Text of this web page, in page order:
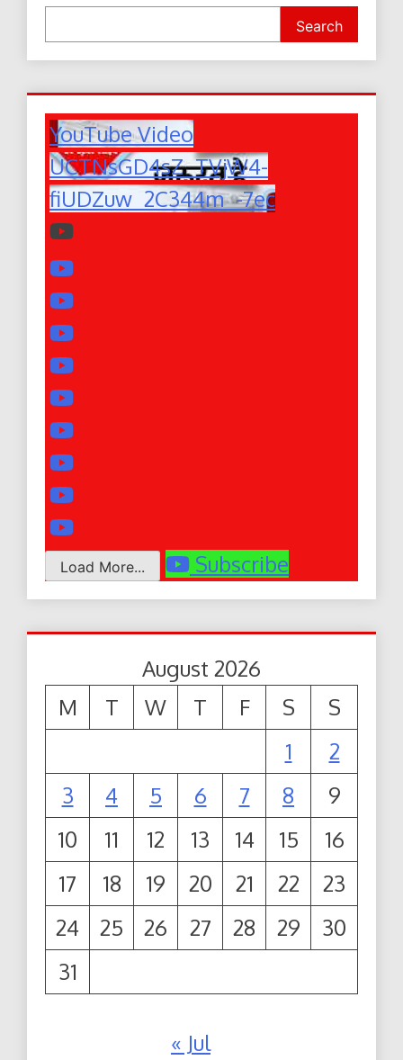
Search
YouTube Video
UCTNsGD4sZ_TVjW4-
fiUDZuw_2C344m_-7ec
Load More... Subscribe
August 2026
M
T W T F S
S
1
2
3
4 5 6 7 8
9
10
11 12 13 14 15
16
17
18 19 20 21 22
23
24
25 26 27 28 29
30
31
« Jul